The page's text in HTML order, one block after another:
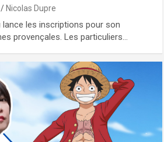
Nicolas Dupre
lance les inscriptions pour son
provençales. Les particuliers…